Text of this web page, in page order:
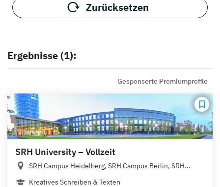
Zurücksetzen
Ergebnisse (1):
Gesponserte Premiumprofile
SRH University – Vollzeit
SRH Campus Heidelberg, SRH Campus Berlin, SRH...
Kreatives Schreiben & Texten